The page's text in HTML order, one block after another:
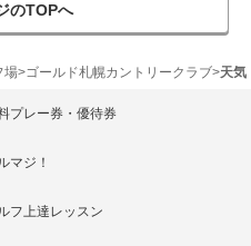
のTOPへ
場 ゴールド札幌カントリークラブ 天気
プレー券・優待券
マジ！
フ上達レッスン